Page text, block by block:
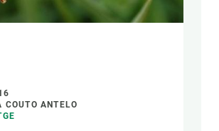
COUTO ANTELO